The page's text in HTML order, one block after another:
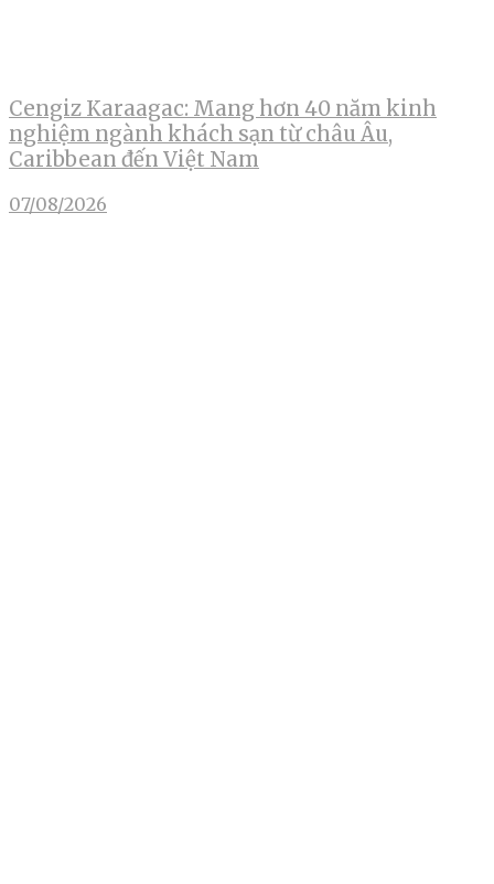
Cengiz Karaagac: Mang hơn 40 năm kinh
nghiệm ngành khách sạn từ châu Âu,
Caribbean đến Việt Nam
07/08/2026